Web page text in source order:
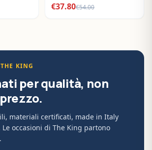
€37.80€54.00
KING
per qualità, non
materiali certificati, made in Italy
occasioni di The King partono